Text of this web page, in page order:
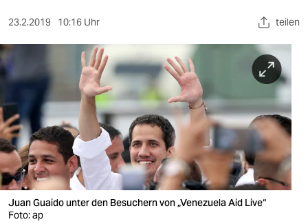
sport
berlin
nord
wahrheit
verlag
verlag
23.2.2019 10:16 Uhr teilen
Juan Guaido unter den Besuchern von „Venezuela Aid Live“
Foto: ap